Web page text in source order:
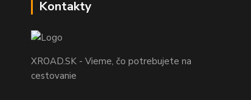
Kontakty
XROAD.SK - Vieme, čo potrebujete na
cestovanie